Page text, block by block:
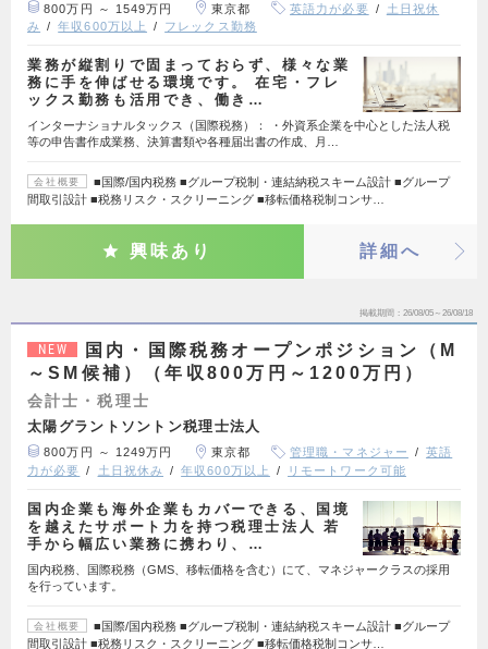
800万円 ～ 1549万円 東京都 英語力が必要
土日祝休
み
年収600万以上 フレックス勤務
業務が縦割りで固まっておらず、様々な業
務に手を伸ばせる環境です。 在宅・フレ
ックス勤務も活用でき、働き…
インターナショナルタックス（国際税務）： ・外資系企業を中心とした法人税
等の申告書作成業務、決算書類や各種届出書の作成、月…
会社概要
■国際/国内税務 ■グループ税制・連結納税スキーム設計 ■グループ
間取引設計 ■税務リスク・スクリーニング ■移転価格税制コンサ…
興味あり 詳細へ
掲載期間 26/08/05～26/08/18
NEW
国内・国際税務オープンポジション（M
～SM候補）（年収800万円～1200万円）
会計士・税理士
太陽グラントソントン税理士法人
800万円 ～ 1249万円 東京都 管理職・マネジャー
英語
力が必要
土日祝休み 年収600万以上 リモートワーク可能
国内企業も海外企業もカバーできる、国境
を越えたサポート力を持つ税理士法人 若
手から幅広い業務に携わり、…
国内税務、国際税務（GMS、移転価格を含む）にて、マネジャークラスの採用
を行っています。
会社概要
■国際/国内税務 ■グループ税制・連結納税スキーム設計 ■グループ
間取引設計 ■税務リスク・スクリーニング ■移転価格税制コンサ…